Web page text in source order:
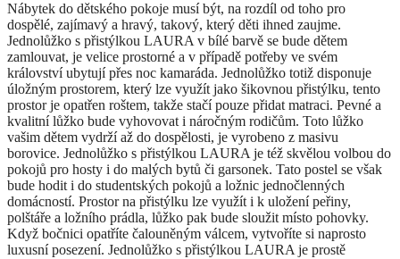
Nábytek do dětského pokoje musí být, na rozdíl od toho pro
dospělé, zajímavý a hravý, takový, který děti ihned zaujme.
Jednolůžko s přistýlkou LAURA v bílé barvě se bude dětem
zamlouvat, je velice prostorné a v případě potřeby ve svém
království ubytují přes noc kamaráda. Jednolůžko totiž disponuje
úložným prostorem, který lze využít jako šikovnou přistýlku, tento
prostor je opatřen roštem, takže stačí pouze přidat matraci. Pevné a
kvalitní lůžko bude vyhovovat i náročným rodičům. Toto lůžko
vašim dětem vydrží až do dospělosti, je vyrobeno z masivu
borovice. Jednolůžko s přistýlkou LAURA je též skvělou volbou do
pokojů pro hosty i do malých bytů či garsonek. Tato postel se však
bude hodit i do studentských pokojů a ložnic jednočlenných
domácností. Prostor na přistýlku lze využít i k uložení peřiny,
polštáře a ložního prádla, lůžko pak bude sloužit místo pohovky.
Když bočnici opatříte čalouněným válcem, vytvoříte si naprosto
luxusní posezení. Jednolůžko s přistýlkou LAURA je prostě